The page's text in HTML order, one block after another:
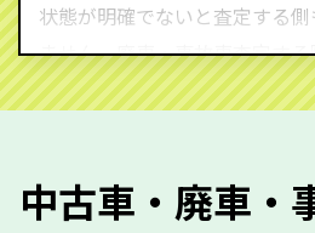
状態が明確でないと査定する
ません。廃車・事故車査定す
をご準備ください。車検証が
に質問させていただく内容は
中古車・廃車・